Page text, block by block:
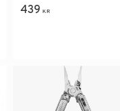
439 KR